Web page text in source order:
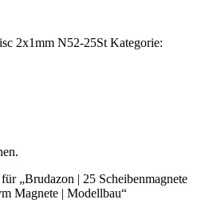
2x1mm N52-25St Kategorie:
„Brudazon | 25 Scheibenmagnete
Magnete | Modellbau“